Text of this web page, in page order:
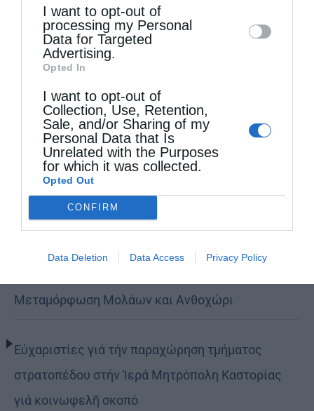
disclose it to other third parties.
I want to opt-out of
processing my Personal
Data for Targeted
Advertising.
Opted In
I want to opt-out of
Collection, Use, Retention,
Sale, and/or Sharing of my
Personal Data that Is
Unrelated with the Purposes
for which it was collected.
Opted Out
CONFIRM
Data Deletion Data Access Privacy Policy
Σταυρό με δωρεά επιχειρησιακού εξοπλισμού για
την αντιμετώπιση των καταστροφικών
πυρκαγιών
Η “Κιβωτός της Ορθοδοξίας” σε όλα τα περίπτερα
Δημητριάδος Ιγνάτιος: «Η Παναγία μας δείχνει
τον δρόμο της ταπείνωσης και της σιωπής»
(ΦΩΤΟ)
Μεταμόρφωση Μολάων και Ανθοχώρι
Εὐχαριστίες γιά τήν παραχώρηση τμήματος
στρατοπέδου στήν Ἱερά Μητρόπολη Καστορίας
γιά κοινωφελῆ σκοπό